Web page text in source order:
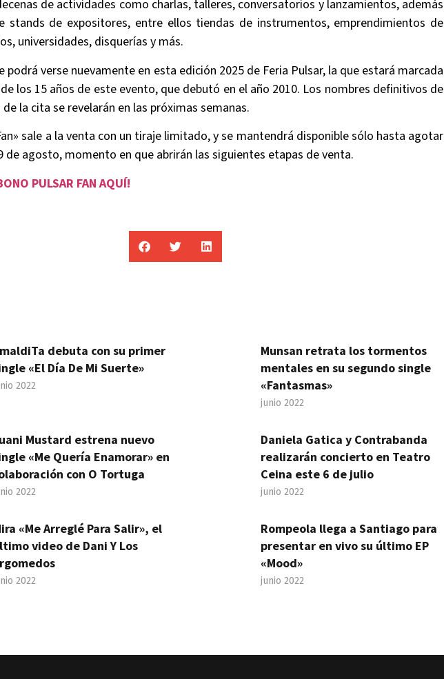
de actividades como charlas, talleres, conversatorios y lanzamientos, además
stands de expositores, entre ellos tiendas de instrumentos, emprendimientos de
universidades, disquerías y más.
podrá verse nuevamente en esta edición 2025 de Feria Pulsar, la que estará marcada
los 15 años de este evento, que debutó en el año 2010. Los nombres definitivos de
la cita se revelarán en las próximas semanas.
sale a la venta con un tiraje limitado, y se mantendrá disponible sólo hasta agotar
de agosto, momento en que abrirán las siguientes etapas de venta.
PULSAR FAN AQUÍ!
debuta con su primer
«El Día De Mi Suerte»
2022
Munsan retrata los tormentos
mentales en su segundo single
«Fantasmas»
junio 2022
Mustard estrena nuevo
«Me Quería Enamorar» en
con O Tortuga
2022
Daniela Gatica y Contrabanda
realizarán concierto en Teatro
Ceina este 6 de julio
junio 2022
«Me Arreglé Para Salir», el
video de Dani Y Los
2022
Rompeola llega a Santiago para
presentar en vivo su último EP
«Mood»
junio 2022